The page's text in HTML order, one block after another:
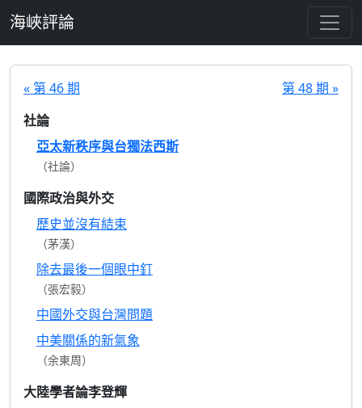
海峽評論
« 第 46 期
第 48 期 »
社論
亞太新秩序與台獨法西斯
（社論）
國際政治與外交
歷史並沒有結束
（茅漢）
除去最後一個眼中釘
（張宏毅）
中國外交與台灣問題
中美關係的新氣象
（余東周）
大陸學者論李登輝